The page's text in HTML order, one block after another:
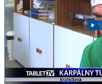
ARCHÍV